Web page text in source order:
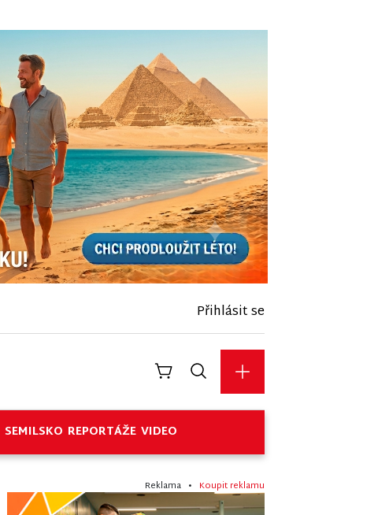
Přihlásit se
SEMILSKO REPORTÁŽE VIDEO
Reklama • Koupit reklamu